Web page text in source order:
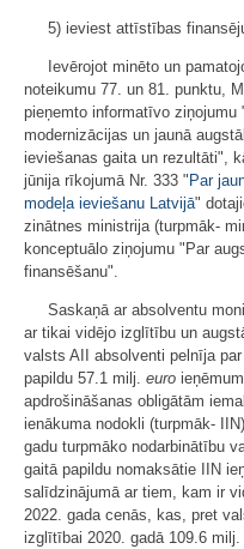
5) ieviest attīstības
Ievērojot minēto un
noteikumu 77. un 81. punktu,
pieņemto informatīvo
modernizācijas un jaunā
ieviešanas gaita un rezultāti",
jūnija rīkojumā Nr. 333 " Par
modeļa ieviešanu Latvijā"
zinātnes ministrija (turpmāk-
konceptuālo ziņojumu "Par
finansēšanu".
Saskaņā ar absolventu
ar tikai vidējo izglītību un
valsts AII absolventi pelnīja par
papildu 57.1 milj. euro
apdrošināšanas obligātām
ienākuma nodokli (turpmāk-
gadu turpmāko nodarbinātību
gaitā papildu nomaksātie IIN
salīdzinājumā ar tiem, kam ir
2022. gada cenās, kas, pret
izglītībai 2020. gadā 109.6 milj.